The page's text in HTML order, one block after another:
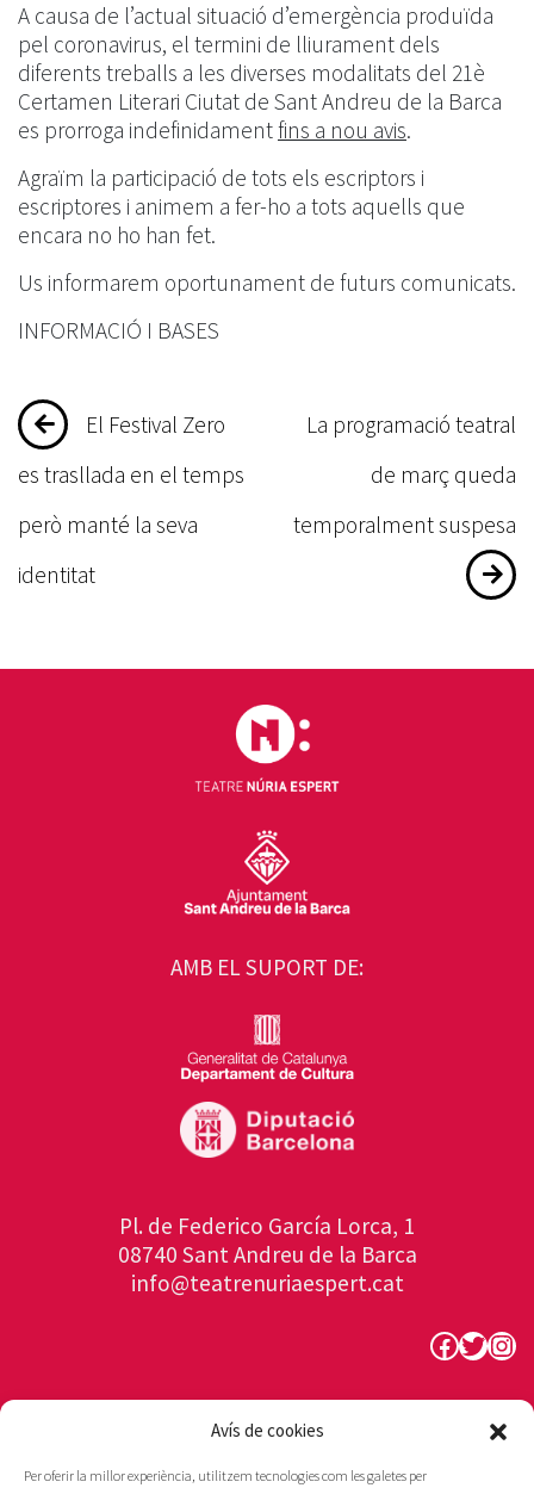
Avís de cookies
Per oferir la millor experiència, utilitzem tecnologies com les galetes per
A causa de l’actual situació d’emergència produïda
pel coronavirus, el termini de lliurament dels
diferents treballs a les diverses modalitats del 21è
Certamen Literari Ciutat de Sant Andreu de la Barca
es prorroga indefinidamentfins a nou avis.
Agraïm la participació de tots els escriptors i
escriptores i animem a fer-ho a tots aquells que
encara no ho han fet.
Us informarem oportunament de futurs comunicats.
INFORMACIÓ I BASES
Navegació
d'entrades
El Festival Zero
es trasllada en el temps
però manté la seva
identitat
La programació teatral
de març queda
temporalment suspesa
AMB EL SUPORT DE:
Pl. de Federico García Lorca, 1
08740 Sant Andreu de la Barca
info@teatrenuriaespert.cat